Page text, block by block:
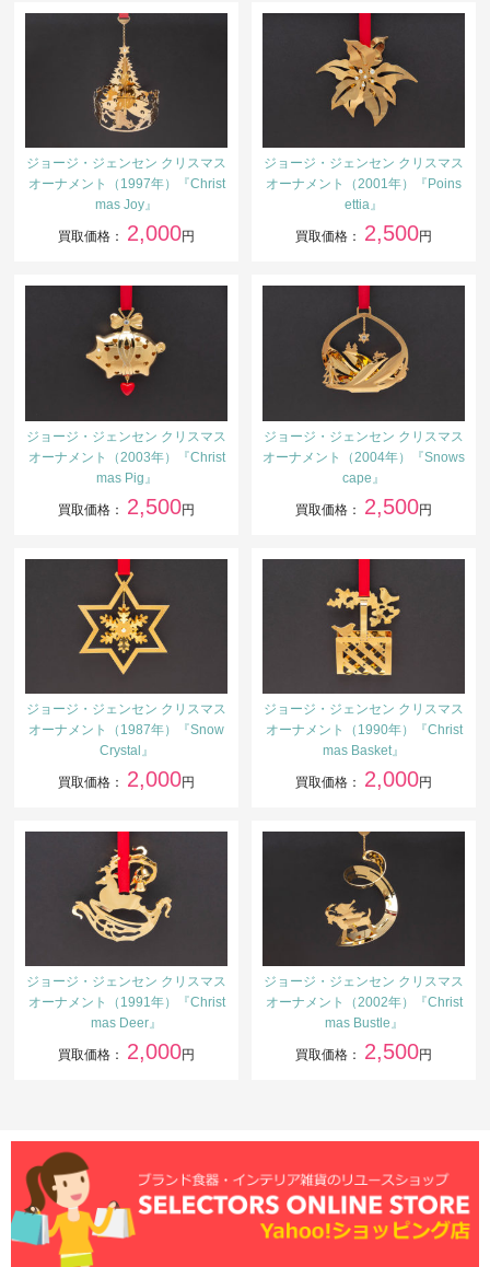
ジョージ・ジェンセン クリスマス
オーナメント（1997年）『Christ
mas Joy』
買取価格： 2,000円
ジョージ・ジェンセン クリスマス
オーナメント（2001年）『Poins
ettia』
買取価格： 2,500円
ジョージ・ジェンセン クリスマス
オーナメント（2003年）『Christ
mas Pig』
買取価格： 2,500円
ジョージ・ジェンセン クリスマス
オーナメント（2004年）『Snows
cape』
買取価格： 2,500円
ジョージ・ジェンセン クリスマス
オーナメント（1987年）『Snow
Crystal』
買取価格： 2,000円
ジョージ・ジェンセン クリスマス
オーナメント（1990年）『Christ
mas Basket』
買取価格： 2,000円
ジョージ・ジェンセン クリスマス
オーナメント（1991年）『Christ
mas Deer』
買取価格： 2,000円
ジョージ・ジェンセン クリスマス
オーナメント（2002年）『Christ
mas Bustle』
買取価格： 2,500円